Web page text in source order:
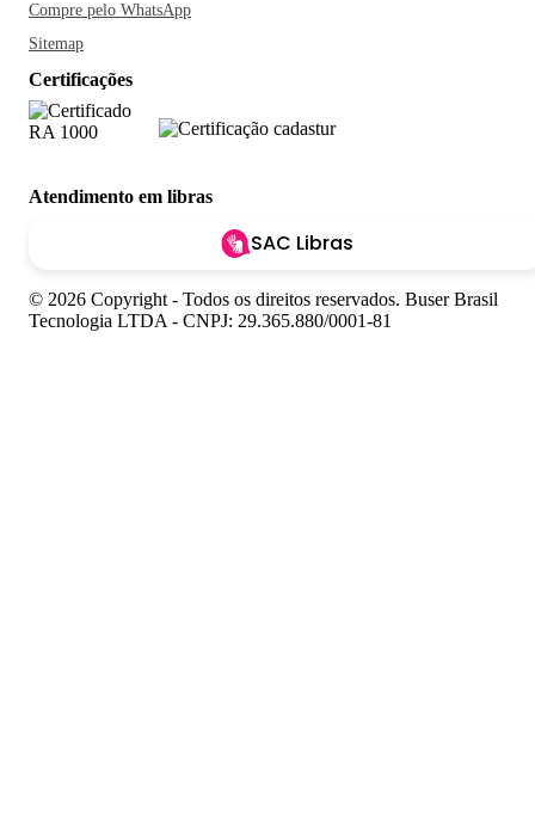
Compre pelo WhatsApp
Sitemap
Certificações
Atendimento em libras
SAC Libras
© 2026 Copyright - Todos os direitos reservados. Buser Brasil
Tecnologia LTDA - CNPJ: 29.365.880/0001-81